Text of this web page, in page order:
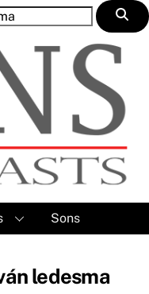
Sons
ledesma